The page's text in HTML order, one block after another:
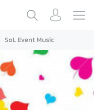
SoL Event Music